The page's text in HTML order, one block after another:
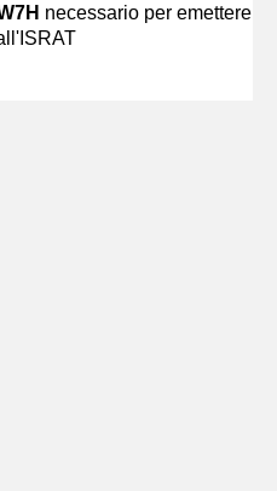
necessario per emettere